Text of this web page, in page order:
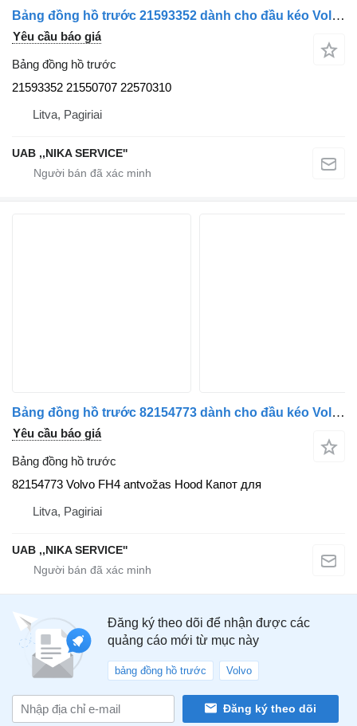
Bảng đồng hồ trước 21593352 dành cho đầu kéo Volvo FH13/FH4/FH5
Yêu cầu báo giá
Bảng đồng hồ trước
21593352 21550707 22570310
Litva, Pagiriai
UAB ,,NIKA SERVICE''
Bảng đồng hồ trước 82154773 dành cho đầu kéo Volvo FH4
Yêu cầu báo giá
Bảng đồng hồ trước
82154773 Volvo FH4 antvožas Hood Капот для
Litva, Pagiriai
UAB ,,NIKA SERVICE''
Đăng ký theo dõi để nhận được các
quảng cáo mới từ mục này
bảng đồng hồ trước Volvo
Đăng ký theo dõi